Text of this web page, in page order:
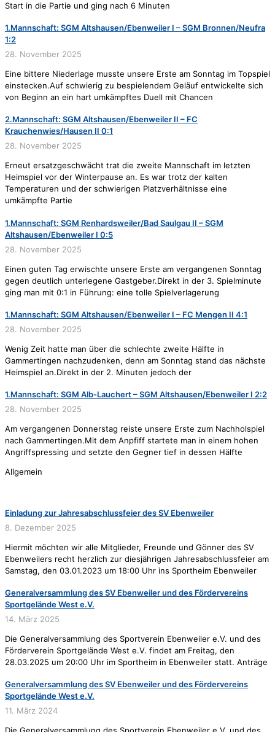
Start in die Partie und ging nach 6 Minuten
1.Mannschaft: SGM Altshausen/Ebenweiler I – SGM Bronnen/Neufra
1:2
28. November 2025
Eine bittere Niederlage musste unsere Erste am Sonntag im Topspiel
einstecken.Auf schwierig zu bespielendem Geläuf entwickelte sich
von Beginn an ein hart umkämpftes Duell mit Chancen
2.Mannschaft: SGM Altshausen/Ebenweiler II – FC
Krauchenwies/Hausen II 0:1
28. November 2025
Erneut ersatzgeschwächt trat die zweite Mannschaft im letzten
Heimspiel vor der Winterpause an. Es war trotz der kalten
Temperaturen und der schwierigen Platzverhältnisse eine
umkämpfte Partie
1.Mannschaft: SGM Renhardsweiler/Bad Saulgau II – SGM
Altshausen/Ebenweiler I 0:5
28. November 2025
Einen guten Tag erwischte unsere Erste am vergangenen Sonntag
gegen deutlich unterlegene Gastgeber.Direkt in der 3. Spielminute
ging man mit 0:1 in Führung: eine tolle Spielverlagerung
1.Mannschaft: SGM Altshausen/Ebenweiler I – FC Mengen II 4:1
28. November 2025
Wenig Zeit hatte man über die schlechte zweite Hälfte in
Gammertingen nachzudenken, denn am Sonntag stand das nächste
Heimspiel an.Direkt in der 2. Minuten jedoch der
1.Mannschaft: SGM Alb-Lauchert – SGM Altshausen/Ebenweiler I 2:2
28. November 2025
Am vergangenen Donnerstag reiste unsere Erste zum Nachholspiel
nach Gammertingen.Mit dem Anpfiff startete man in einem hohen
Angriffspressing und setzte den Gegner tief in dessen Hälfte
Allgemein
Einladung zur Jahresabschlussfeier des SV Ebenweiler
8. Dezember 2025
Hiermit möchten wir alle Mitglieder, Freunde und Gönner des SV
Ebenweilers recht herzlich zur diesjährigen Jahresabschlussfeier am
Samstag, den 03.01.2023 um 18:00 Uhr ins Sportheim Ebenweiler
Generalversammlung des SV Ebenweiler und des Fördervereins
Sportgelände West e.V.
14. März 2025
Die Generalversammlung des Sportverein Ebenweiler e.V. und des
Förderverein Sportgelände West e.V. findet am Freitag, den
28.03.2025 um 20:00 Uhr im Sportheim in Ebenweiler statt. Anträge
Generalversammlung des SV Ebenweiler und des Fördervereins
Sportgelände West e.V.
11. März 2024